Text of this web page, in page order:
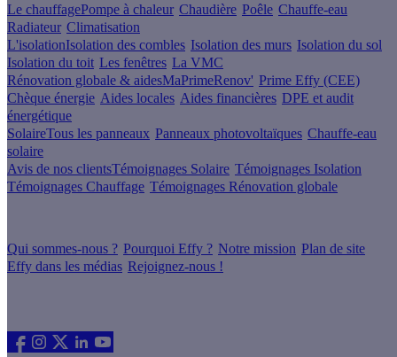
Le chauffagePompe à chaleur Chaudière Poêle Chauffe-eau
Radiateur Climatisation
L'isolationIsolation des combles Isolation des murs Isolation du sol
Isolation du toit Les fenêtres La VMC
Rénovation globale & aidesMaPrimeRenov' Prime Effy (CEE)
Chèque énergie Aides locales Aides financières DPE et audit
énergétique
SolaireTous les panneaux Panneaux photovoltaïques Chauffe-eau
solaire
Avis de nos clientsTémoignages Solaire Témoignages Isolation
Témoignages Chauffage Témoignages Rénovation globale
Qui sommes-nous ? Pourquoi Effy ? Notre mission Plan de site
Effy dans les médias Rejoignez-nous !